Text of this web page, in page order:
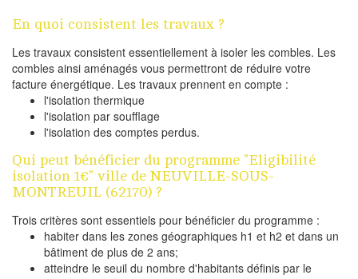
En quoi consistent les travaux ?
Les travaux consistent essentiellement à isoler les combles. Les
combles ainsi aménagés vous permettront de réduire votre
facture énergétique. Les travaux prennent en compte :
l'isolation thermique
l'isolation par soufflage
l'isolation des comptes perdus.
Qui peut bénéficier du programme "Eligibilité
isolation 1€" ville de NEUVILLE-SOUS-
MONTREUIL (62170) ?
Trois critères sont essentiels pour bénéficier du programme :
habiter dans les zones géographiques h1 et h2 et dans un
bâtiment de plus de 2 ans;
atteindre le seuil du nombre d'habitants définis par le